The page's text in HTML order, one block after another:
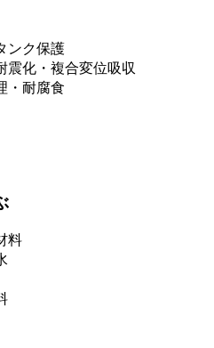
ンク保護
震化・複合変位吸収
・耐腐食
料